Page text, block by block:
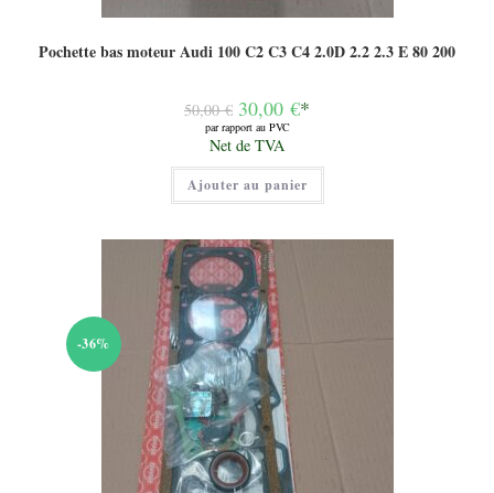
Pochette bas moteur Audi 100 C2 C3 C4 2.0D 2.2 2.3 E 80 200
50,00€ Le
prix
initial
était :
50,00 €.
30,00 €*
par rapport au PVC
Le
prix
actuel
est :
30,00 €.
Net de TVA
Ajouter au panier
-36%